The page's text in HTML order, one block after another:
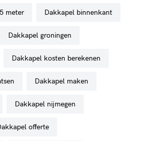
meter dakkapel binnenkant
dakkapel groningen
dakkapel kosten berekenen
dakkapel maken
dakkapel nijmegen
dakkapel offerte